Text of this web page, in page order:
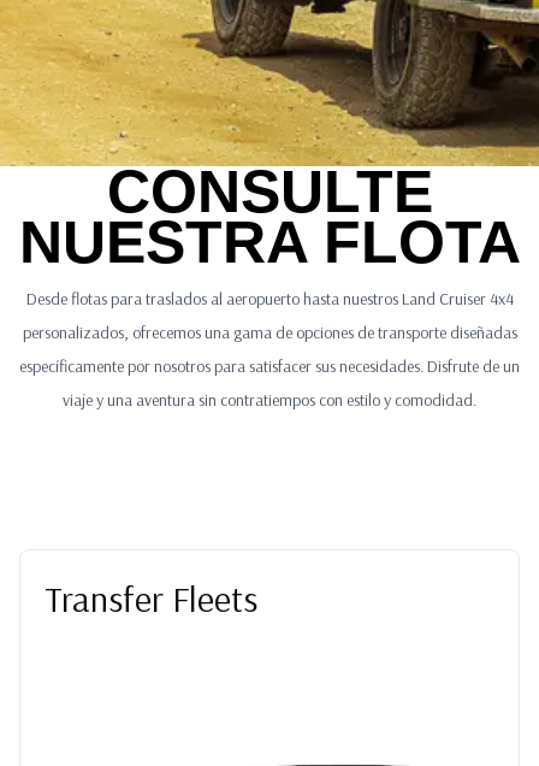
CONSULTE
NUESTRA FLOTA
Desde flotas para traslados al aeropuerto hasta nuestros Land Cruiser 4x4
personalizados, ofrecemos una gama de opciones de transporte diseñadas
específicamente por nosotros para satisfacer sus necesidades. Disfrute de un
viaje y una aventura sin contratiempos con estilo y comodidad.
Transfer Fleets